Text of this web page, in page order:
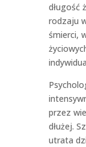
długość
rodzaju
śmierci,
przez
dłużej.
utrata